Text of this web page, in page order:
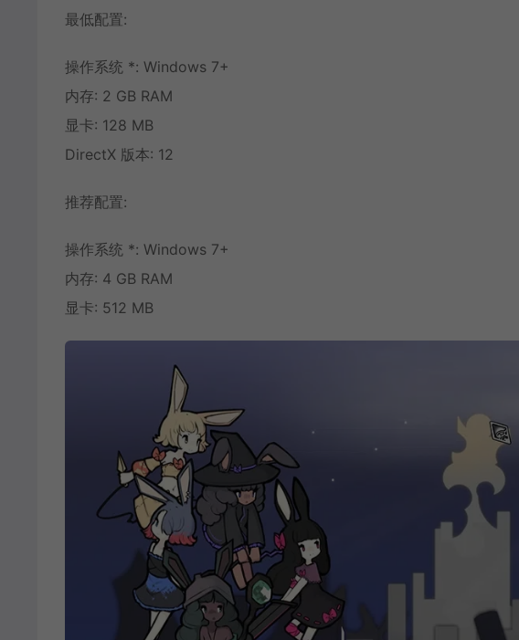
最低配置:
操作系统 *: Windows 7+
内存: 2 GB RAM
显卡: 128 MB
DirectX 版本: 12
推荐配置:
操作系统 *: Windows 7+
内存: 4 GB RAM
显卡: 512 MB